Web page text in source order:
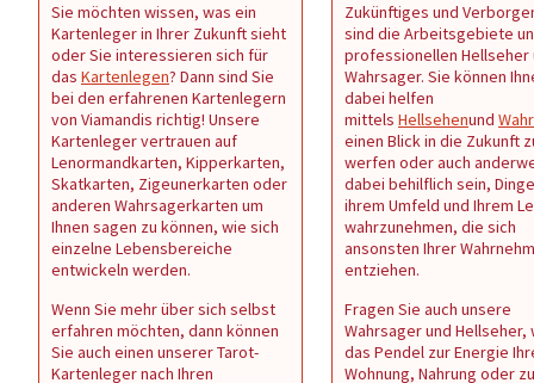
Sie möchten wissen, was ein
Kartenleger in Ihrer Zukunft sieht
oder Sie interessieren sich für
das Kartenlegen? Dann sind Sie
bei den erfahrenen Kartenlegern
von Viamandis richtig! Unsere
Kartenleger vertrauen auf
Lenormandkarten, Kipperkarten,
Skatkarten, Zigeunerkarten oder
anderen Wahrsagerkarten um
Ihnen sagen zu können, wie sich
einzelne Lebensbereiche
entwickeln werden.
Wenn Sie mehr über sich selbst
erfahren möchten, dann können
Sie auch einen unserer Tarot-
Kartenleger nach Ihren
Zukünftiges und
sind die Arbeitsgebiete
professionellen Hellseher
Wahrsager. Sie können
dabei helfen
mittels Hellsehenund
einen Blick in die Zukunft
werfen oder auch
dabei behilflich sein,
ihrem Umfeld und Ihrem
wahrzunehmen, die sich
ansonsten Ihrer
entziehen.
Fragen Sie auch unsere
Wahrsager und Hellseher,
das Pendel zur Energie
Wohnung, Nahrung oder